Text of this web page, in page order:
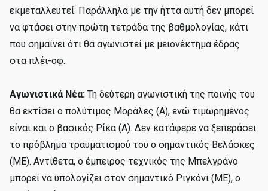
εκμεταλλευτεί. Παράλληλα με την ήττα αυτή δεν μπορεί
να φτάσει στην πρώτη τετράδα της βαθμολογίας, κάτι
που σημαίνει ότι θα αγωνιστεί με μειονέκτημα έδρας
στα πλέι-οφ.
Αγωνιστικά Νέα: Τη δεύτερη αγωνιστική της ποινής του
θα εκτίσει ο πολύτιμος Μοράλες (Α), ενώ τιμωρημένος
είναι και ο βασικός Ρίκα (Α). Δεν κατάφερε να ξεπεράσει
το πρόβλημα τραυματισμού του ο σημαντικός Βελάσκες
(ΜΕ). Αντίθετα, ο έμπειρος τεχνικός της Μπελγράνο
μπορεί να υπολογίζει στον σημαντικό Ριγκόνι (ΜΕ), ο